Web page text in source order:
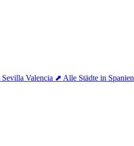
Sevilla Valencia ⬈ Alle Städte in Spanien